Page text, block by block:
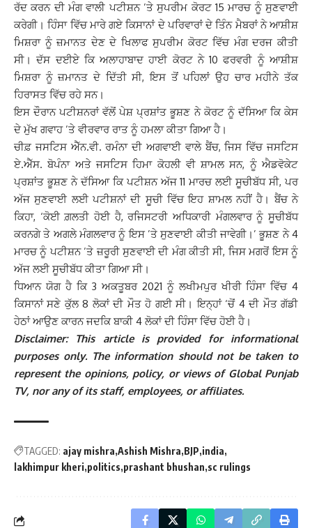
ਰੱਦ ਕਰਨ ਦੀ ਮੰਗ ਵਾਲੀ ਪਟੀਸ਼ਨ ’ਤੇ ਸੁਪਰੀਮ ਕੋਰਟ 15 ਮਾਰਚ ਨੂੰ ਸੁਣਵਾਈ
ਕਰੇਗੀ। ਹਿੰਸਾ ਵਿੱਚ ਮਾਰੇ ਗਏ ਕਿਸਾਨਾਂ ਦੇ ਪਰਿਵਾਰਾਂ ਦੇ ਤਿੰਨ ਮੈਬਰਾਂ ਨੇ ਆਸ਼ੀਸ਼
ਮਿਸ਼ਰਾ ਨੂੰ ਜ਼ਮਾਨਤ ਦੇਣ ਦੇ ਖਿਲਾਫ ਸੁਪਰੀਮ ਕੋਰਟ ਵਿੱਚ ਮੰਗ ਦਰਜ ਕੀਤੀ
ਸੀ। ਦੱਸ ਦਈਏ ਕਿ ਅਲਾਹਾਬਾਦ ਹਾਈ ਕੋਰਟ ਨੇ 10 ਫਰਵਰੀ ਨੂੰ ਆਸ਼ੀਸ਼
ਮਿਸ਼ਰਾ ਨੂੰ ਜ਼ਮਾਨਤ ਦੇ ਦਿੱਤੀ ਸੀ, ਇਸ ਤੋਂ ਪਹਿਲਾਂ ਉਹ ਚਾਰ ਮਹੀਨੇ ਤੱਕ
ਹਿਰਾਸਤ ਵਿੱਚ ਰਹੇ ਸਨ।
ਇਸ ਦੌਰਾਨ ਪਟੀਸ਼ਨਰਾਂ ਵੱਲੋਂ ਪੇਸ਼ ਪ੍ਰਸ਼ਾਂਤ ਭੂਸ਼ਣ ਨੇ ਕੋਰਟ ਨੂੰ ਦੱਸਿਆ ਕਿ ਕੇਸ
ਦੇ ਮੁੱਖ ਗਵਾਹ ’ਤੇ ਵੀਰਵਾਰ ਰਾਤ ਨੂੰ ਹਮਲਾ ਕੀਤਾ ਗਿਆ ਹੈ।
ਚੀਫ਼ ਜਸਟਿਸ ਐੱਨ.ਵੀ. ਰਮੰਨਾ ਦੀ ਅਗਵਾਈ ਵਾਲੇ ਬੈਂਚ, ਜਿਸ ਵਿੱਚ ਜਸਟਿਸ
ਏ.ਐੱਸ. ਬੋਪੰਨਾ ਅਤੇ ਜਸਟਿਸ ਹਿਮਾ ਕੋਹਲੀ ਵੀ ਸ਼ਾਮਲ ਸਨ, ਨੂੰ ਐਡਵੋਕੇਟ
ਪ੍ਰਸ਼ਾਂਤ ਭੂਸ਼ਣ ਨੇ ਦੱਸਿਆ ਕਿ ਪਟੀਸ਼ਨ ਅੱਜ 11 ਮਾਰਚ ਲਈ ਸੂਚੀਬੱਧ ਸੀ, ਪਰ
ਅੱਜ ਸੁਣਵਾਈ ਲਈ ਪਟੀਸ਼ਨਾਂ ਦੀ ਸੂਚੀ ਵਿੱਚ ਇਹ ਸ਼ਾਮਲ ਨਹੀਂ ਹੈ। ਬੈਂਚ ਨੇ
ਕਿਹਾ, ‘ਕੋਈ ਗ਼ਲਤੀ ਹੋਈ ਹੈ, ਰਜਿਸਟਰੀ ਅਧਿਕਾਰੀ ਮੰਗਲਵਾਰ ਨੂੰ ਸੂਚੀਬੱਧ
ਕਰਨਗੇ ਤੇ ਅਗਲੇ ਮੰਗਲਵਾਰ ਨੂੰ ਇਸ ’ਤੇ ਸੁਣਵਾਈ ਕੀਤੀ ਜਾਵੇਗੀ।’ ਭੂਸ਼ਣ ਨੇ 4
ਮਾਰਚ ਨੂੰ ਪਟੀਸ਼ਨ ’ਤੇ ਜ਼ਰੂਰੀ ਸੁਣਵਾਈ ਦੀ ਮੰਗ ਕੀਤੀ ਸੀ, ਜਿਸ ਮਗਰੋਂ ਇਸ ਨੂੰ
ਅੱਜ ਲਈ ਸੂਚੀਬੱਧ ਕੀਤਾ ਗਿਆ ਸੀ।
ਧਿਆਨ ਯੋਗ ਹੈ ਕਿ 3 ਅਕਤੂਬਰ 2021 ਨੂੰ ਲਖੀਮਪੁਰ ਖੀਰੀ ਹਿੰਸਾ ਵਿੱਚ 4
ਕਿਸਾਨਾਂ ਸਣੇ ਕੁੱਲ 8 ਲੋਕਾਂ ਦੀ ਮੌਤ ਹੋ ਗਈ ਸੀ। ਇਨ੍ਹਾਂ ‘ਚੋਂ 4 ਦੀ ਮੌਤ ਗੱਡੀ
ਹੇਠਾਂ ਆਉਣ ਕਾਰਨ ਜਦਕਿ ਬਾਕੀ 4 ਲੋਕਾਂ ਦੀ ਹਿੰਸਾ ਵਿੱਚ ਹੋਈ ਹੈ।
Disclaimer: This article is provided for informational
purposes only. The information should not be taken to
represent the opinions, policy, or views of Global Punjab
TV, nor any of its staff, employees, or affiliates.
TAGGED: ajay mishra Ashish Mishra BJP india
lakhimpur kheri politics prashant bhushan sc rulings